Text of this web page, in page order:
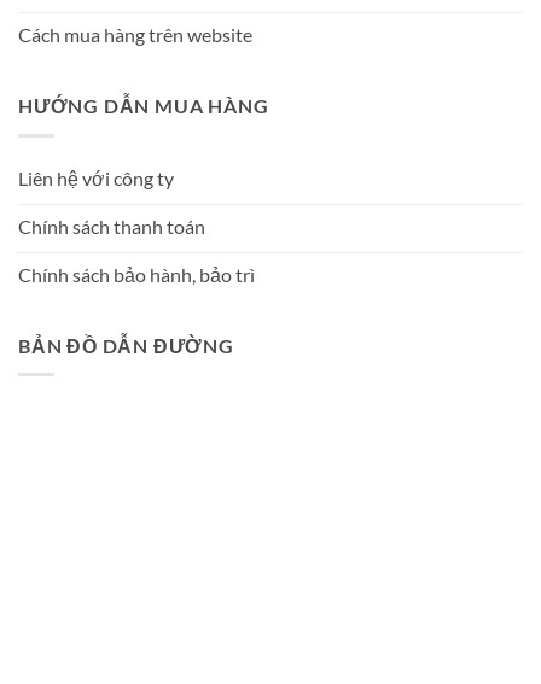
Cách mua hàng trên website
HƯỚNG DẪN MUA HÀNG
Liên hệ với công ty
Chính sách thanh toán
Chính sách bảo hành, bảo trì
BẢN ĐỒ DẪN ĐƯỜNG